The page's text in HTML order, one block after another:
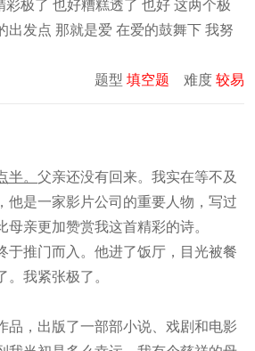
彩极了 也好糟糕透了 也好 这两个极
出发点 那就是爱 在爱的鼓舞下 我努
题型 填空题 难度 较易
。 父亲还没有回来。我实在等不及
他是一家影片公司的重要人物，写过
母亲更加赞赏我这首精彩的诗。
于推门而入。他进了饭厅，目光被餐
我紧张极了。
品，出版了一部部小说、戏剧和电影